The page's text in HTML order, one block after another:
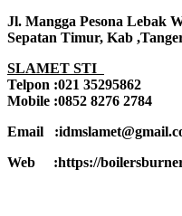
Jl. Mangga Pesona Lebak
Sepatan Timur, Kab
SLAMET STI
Telpon :021 35295862
Mobile :0852 8276 2784
Email
Web :https://